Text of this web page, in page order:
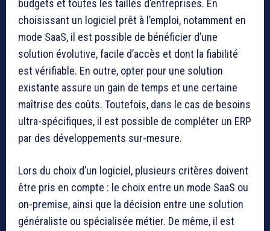
budgets et toutes les tailles d’entreprises. En
choisissant un logiciel prêt à l’emploi, notamment en
mode SaaS, il est possible de bénéficier d’une
solution évolutive, facile d’accès et dont la fiabilité
est vérifiable. En outre, opter pour une solution
existante assure un gain de temps et une certaine
maîtrise des coûts. Toutefois, dans le cas de besoins
ultra-spécifiques, il est possible de compléter un ERP
par des développements sur-mesure.
Lors du choix d’un logiciel, plusieurs critères doivent
être pris en compte : le choix entre un mode SaaS ou
on-premise, ainsi que la décision entre une solution
généraliste ou spécialisée métier. De même, il est